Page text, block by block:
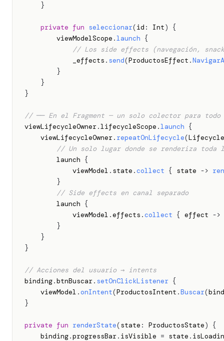
}
private fun seleccionar(id : Int)
{
        viewModelScope
.launch {
// Los side effects (navegación,
            _effects
. send(ProductosEffect .
}
}
}
// ── En el Fragment — un solo colector para todo
viewLifecycleOwner .lifecycleScope .launch {
    viewLifecycleOwner
. repeatOnLifecycle(Lifecycle
// Un solo lugar donde se renderiza toda
        launch
{
            viewModel
. state .collect { state ->
}
// Side effects en canal separado
        launch
{
            viewModel
.effects .collect { effect ->
}
}
}
// Acciones del usuario → intents
binding.btnBuscar . setOnClickListener {
    viewModel
.onIntent(ProductosIntent .Buscar(
}
private fun renderState(state : ProductosState)
{
    binding
.progressBar . isVisible = state .